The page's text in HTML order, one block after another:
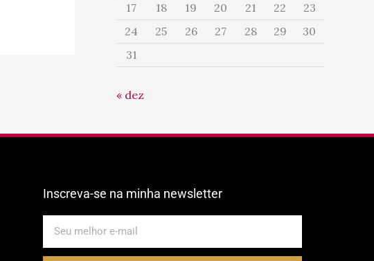
17
18 19 20 21 22
23
24
25 26 27 28 29
30
31
« dez
Inscreva-se na minha newsletter